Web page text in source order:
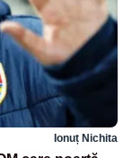
Ionuț Nichita